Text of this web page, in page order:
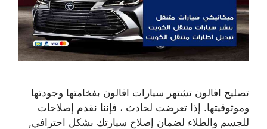
تصليح افالون تشتهر سيارات افالون بفخامتها وجودتها
وموثوقيتها. إذا تعرضت لحادث ، فإننا نقدم إصلاحات
للجسم والطلاء لضمان إصلاح سيارتك بشكل احترافي,